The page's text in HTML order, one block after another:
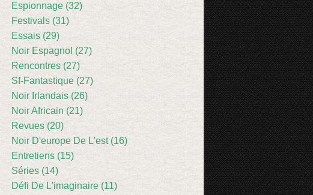
Espionnage (32)
Festivals (31)
Essais (29)
Noir Espagnol (27)
Rencontres (27)
Sf-Fantastique (27)
Noir Irlandais (26)
Noir Africain (21)
Revues (20)
Noir D'europe De L'est (16)
Entretiens (15)
Séries (14)
Défi De L'imaginaire (11)